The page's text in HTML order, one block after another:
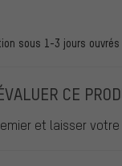
sous 1-3 jours ouvrés
CE
et laisser votre